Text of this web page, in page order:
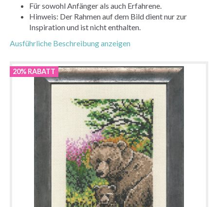
Für sowohl Anfänger als auch Erfahrene.
Hinweis: Der Rahmen auf dem Bild dient nur zur
Inspiration und ist nicht enthalten.
Ausführliche Beschreibung anzeigen
20% RABATT